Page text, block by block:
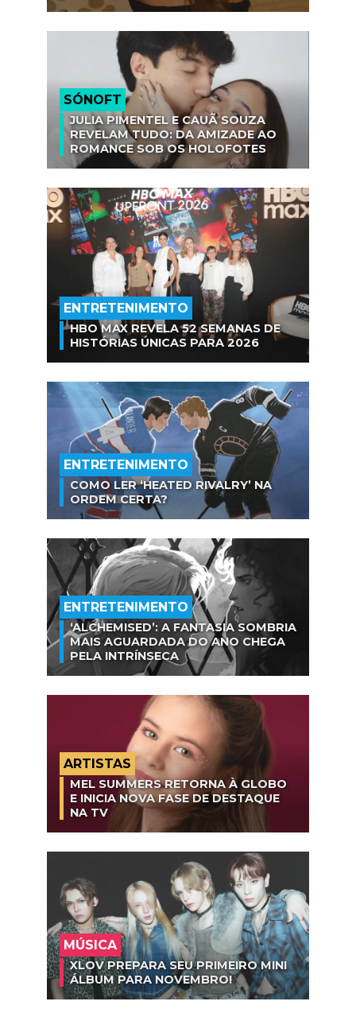
SÓNOFT
JULIA PIMENTEL E CAUÃ SOUZA
REVELAM TUDO: DA AMIZADE AO
ROMANCE SOB OS HOLOFOTES
ENTRETENIMENTO
HBO MAX REVELA 52 SEMANAS DE
HISTÓRIAS ÚNICAS PARA 2026
ENTRETENIMENTO
COMO LER ‘HEATED RIVALRY’ NA
ORDEM CERTA?
ENTRETENIMENTO
‘ALCHEMISED’: A FANTASIA SOMBRIA
MAIS AGUARDADA DO ANO CHEGA
PELA INTRÍNSECA
ARTISTAS
MEL SUMMERS RETORNA À GLOBO
E INICIA NOVA FASE DE DESTAQUE
NA TV
MÚSICA
XLOV PREPARA SEU PRIMEIRO MINI
ÁLBUM PARA NOVEMBRO!